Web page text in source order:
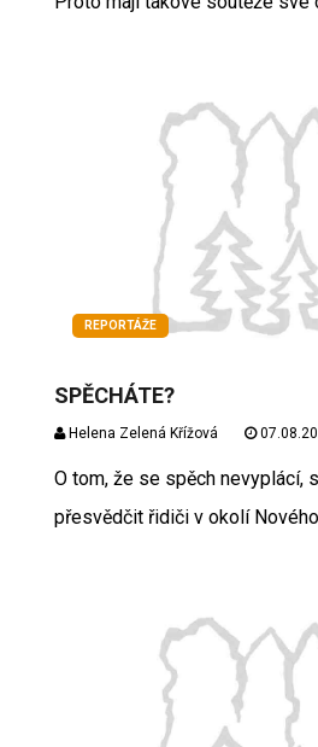
REPORTÁŽE
SPĚCHÁTE?
Helena Zelená Křížová
O tom, že se spěch nevyplácí,
přesvědčit řidiči v okolí